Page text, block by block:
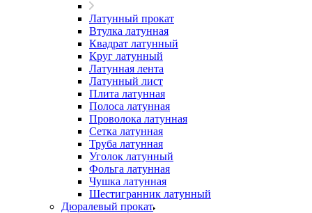
Латунный прокат
Втулка латунная
Квадрат латунный
Круг латунный
Латунная лента
Латунный лист
Плита латунная
Полоса латунная
Проволока латунная
Сетка латунная
Труба латунная
Уголок латунный
Фольга латунная
Чушка латунная
Шестигранник латунный
Дюралевый прокат